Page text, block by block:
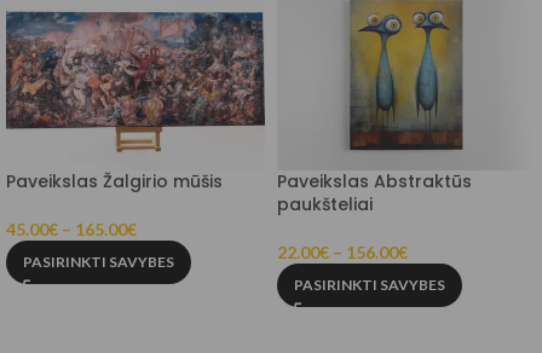
Paveikslas Žalgirio mūšis
45.00€ – 165.00€
PASIRINKTI SAVYBES
Paveikslas Abstraktūs
paukšteliai
22.00€ – 156.00€
PASIRINKTI SAVYBES